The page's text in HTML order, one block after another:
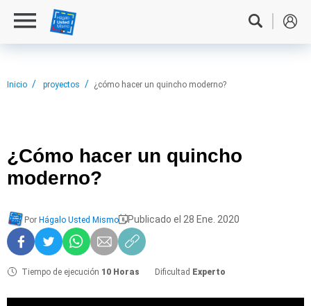
Inicio proyectos ¿cómo hacer un quincho moderno?
¿Cómo hacer un quincho
moderno?
Por Hágalo Usted Mismo Publicado el 28 Ene. 2020
Tiempo de ejecución 10 Horas Dificultad Experto